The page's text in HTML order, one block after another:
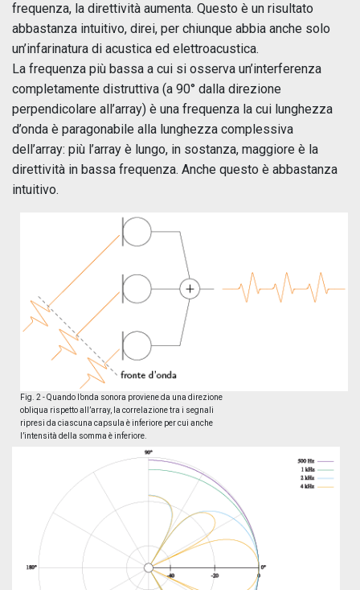
frequenza, la direttività aumenta. Questo è un risultato
abbastanza intuitivo, direi, per chiunque abbia anche solo
un’infarinatura di acustica ed elettroacustica.
La frequenza più bassa a cui si osserva un’interferenza
completamente distruttiva (a 90° dalla direzione
perpendicolare all’array) è una frequenza la cui lunghezza
d’onda è paragonabile alla lunghezza complessiva
dell’array: più l’array è lungo, in sostanza, maggiore è la
direttività in bassa frequenza. Anche questo è abbastanza
intuitivo.
Fig. 2 - Quando l’onda sonora proviene da una direzione
obliqua rispetto all’array, la correlazione tra i segnali
ripresi da ciascuna capsula è inferiore per cui anche
l’intensità della somma è inferiore.